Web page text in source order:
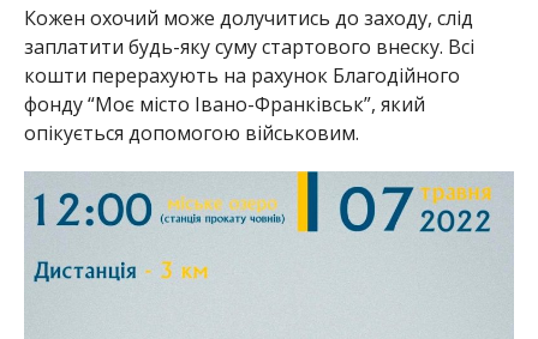
Кожен охочий може долучитись до заходу, слід
заплатити будь-яку суму стартового внеску. Всі
кошти перерахують на рахунок Благодійного
фонду “Моє місто Івано-Франківськ”, який
опікується допомогою військовим.